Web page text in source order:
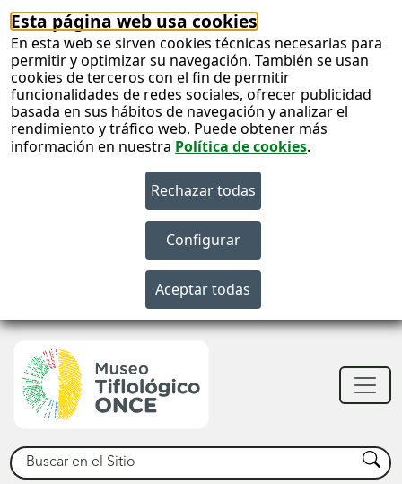
Esta página web usa cookies
En esta web se sirven cookies técnicas necesarias para
permitir y optimizar su navegación. También se usan
cookies de terceros con el fin de permitir
funcionalidades de redes sociales, ofrecer publicidad
basada en sus hábitos de navegación y analizar el
rendimiento y tráfico web. Puede obtener más
información en nuestra Política de cookies.
Buscar Buscar